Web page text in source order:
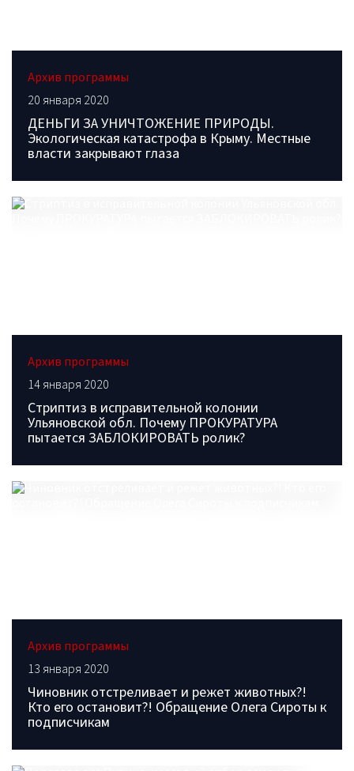
Архив программы
20 января 2020
ДЕНЬГИ ЗА УНИЧТОЖЕНИЕ ПРИРОДЫ.
Экологическая катастрофа в Крыму. Местные
власти закрывают глаза
Архив программы
14 января 2020
Стриптиз в исправительной колонии
Ульяновской обл. Почему ПРОКУРАТУРА
пытается ЗАБЛОКИРОВАТЬ ролик?
Архив программы
13 января 2020
Чиновник отстреливает и режет животных?!
Кто его остановит?! Обращение Олега Сироты к
подписчикам